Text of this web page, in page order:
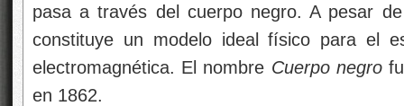
pasa a través del cuerpo negro. A pesar
constituye un modelo ideal físico para el
electromagnética. El nombre Cuerpo negro
en 1862.